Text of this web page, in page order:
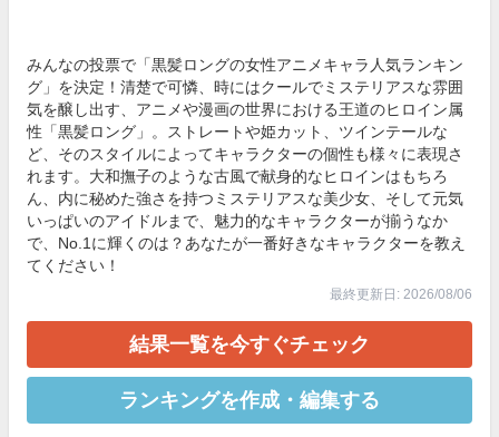
みんなの投票で「黒髪ロングの女性アニメキャラ人気ランキン
グ」を決定！清楚で可憐、時にはクールでミステリアスな雰囲
気を醸し出す、アニメや漫画の世界における王道のヒロイン属
性「黒髪ロング」。ストレートや姫カット、ツインテールな
ど、そのスタイルによってキャラクターの個性も様々に表現さ
れます。大和撫子のような古風で献身的なヒロインはもちろ
ん、内に秘めた強さを持つミステリアスな美少女、そして元気
いっぱいのアイドルまで、魅力的なキャラクターが揃うなか
で、No.1に輝くのは？あなたが一番好きなキャラクターを教え
てください！
最終更新日: 2026/08/06
結果一覧を今すぐチェック
ランキングを作成・編集する